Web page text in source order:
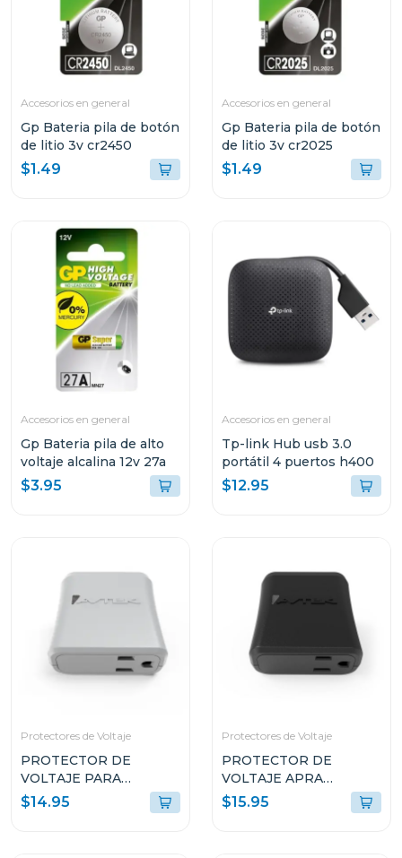
Accesorios en general
Gp Bateria pila de botón
de litio 3v cr2450
$1.49
Accesorios en general
Gp Bateria pila de botón
de litio 3v cr2025
$1.49
Accesorios en general
Gp Bateria pila de alto
voltaje alcalina 12v 27a
$3.95
Accesorios en general
Tp-link Hub usb 3.0
portátil 4 puertos h400
$12.95
Protectores de Voltaje
PROTECTOR DE
VOLTAJE PARA
REFRIGERADORAS
DOMÉSTICAS PTN1T51
$14.95
Protectores de Voltaje
PROTECTOR DE
VOLTAJE APRA
EQUIPOS ELECTRICOS
PTE1T51
$15.95